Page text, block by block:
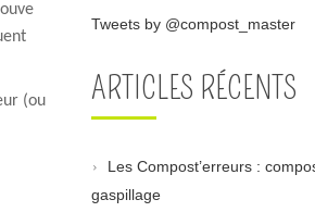
(ou
Tweets by @compost_master
ARTICLES RÉCENTS
Les Compost’erreurs :
gaspillage